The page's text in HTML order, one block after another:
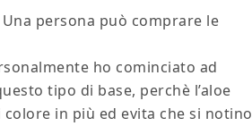
persona può comprare le
ho cominciato ad
tipo di base, perchè l’aloe
in più ed evita che si notino